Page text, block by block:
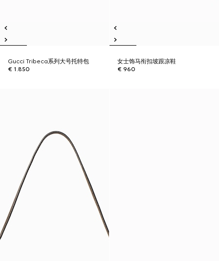
Gucci Tribeca系列大号托特包
€ 1.850
女士饰马衔扣坡跟凉鞋
€ 960